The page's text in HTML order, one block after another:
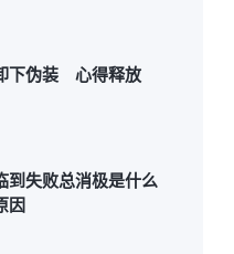
下伪装 心得释放
到失败总消极是什么
因